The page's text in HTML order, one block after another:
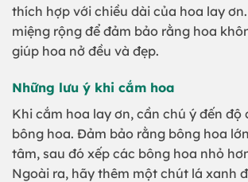
thích hợp với chiều dài của hoa lay
miệng rộng để đảm bảo rằng hoa
giúp hoa nở đều và đẹp.
Những lưu ý khi cắm hoa
Khi cắm hoa lay ơn, cần chú ý đến độ
bông hoa. Đảm bảo rằng bông hoa
tâm, sau đó xếp các bông hoa nhỏ
Ngoài ra, hãy thêm một chút lá xanh